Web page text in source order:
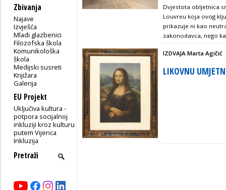
Zbivanja
Najave
Izvješća
Mladi glazbenici
Filozofska škola
Komunikološka
škola
Medijski susreti
Knjižara
Galerija
EU Projekt
Uključiva kultura -
potpora socijalnoj
inkluziji kroz kulturu
putem Vijenca
Inkluzija
Dvjestota obljetnica
Louvreu koja ovog
prikazuje ni kao
zakonodavca, nego
IZDVAJA Marta Agičić
LIKOVNU